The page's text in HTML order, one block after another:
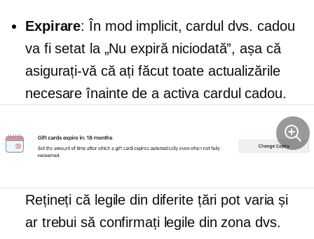
Expirare: În mod implicit, cardul dvs. cadou
va fi setat la „Nu expiră niciodată”, așa că
asigurați-vă că ați făcut toate actualizările
necesare înainte de a activa cardul cadou.
Rețineți că legile din diferite țări pot varia și
ar trebui să confirmați legile din zona dvs.